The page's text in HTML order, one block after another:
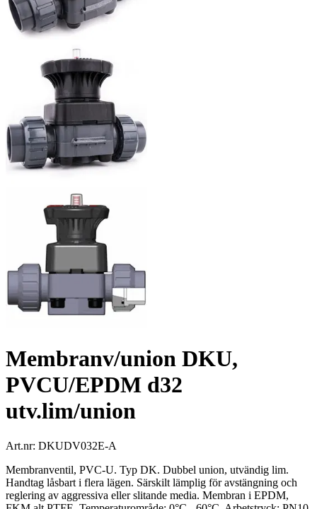
Membranv/union DKU,
PVCU/EPDM d32
utv.lim/union
Art.nr: DKUDV032E-A
Membranventil, PVC-U. Typ DK. Dubbel union, utvändig lim.
Handtag låsbart i flera lägen. Särskilt lämplig för avstängning och
reglering av aggressiva eller slitande media. Membran i EPDM,